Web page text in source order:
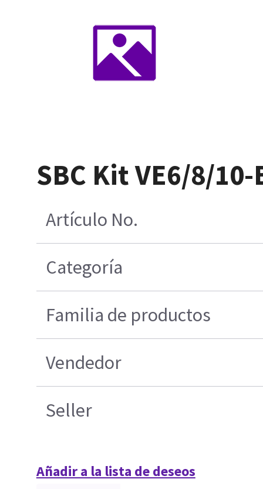
SBC Kit VE6/8/10-
Artículo No.
Categoría
Familia de productos
Vendedor
Seller
Añadir a la lista de deseos